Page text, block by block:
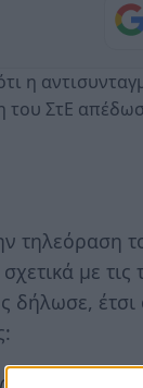
η
ΣτΕ
τηλεόραση
με τις
δήλωσε,
έχει